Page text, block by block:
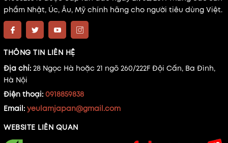
phẩm Nhật, Úc, Âu, Mỹ chính hãng cho người tiêu dùng Việt.
THÔNG TIN LIÊN HỆ
Địa chỉ: 28 Ngọc Hà hoặc 21 ngõ 260/222F Đội Cấn, Ba Đình,
Hà Nội
Điện thoại: 0918859838
Email: yeulamjapan@gmail.com
WEBSITE LIÊN QUAN